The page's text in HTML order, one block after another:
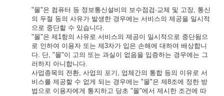
"몰"은 컴퓨터 등 정보통신설비의 보수점검·교체 및 고장, 통신
의 두절 등의 사유가 발생한 경우에는 서비스의 제공을 일시적
으로 중단할 수 있습니다.
"몰"은 제1항의 사유로 서비스의 제공이 일시적으로 중단됨으
로 인하여 이용자 또는 제3자가 입은 손해에 대하여 배상합니
다. 단, "몰"이 고의 또는 과실이 없음을 입증하는 경우에는 그
러하지 아니합니다.
사업종목의 전환, 사업의 포기, 업체간의 통합 등의 이유로 서
비스를 제공할 수 없게 되는 경우에는 "몰"은 제8조에 정한 방
법으로 이용자에게 통지하고 당초 "몰"에서 제시한 조건에 따